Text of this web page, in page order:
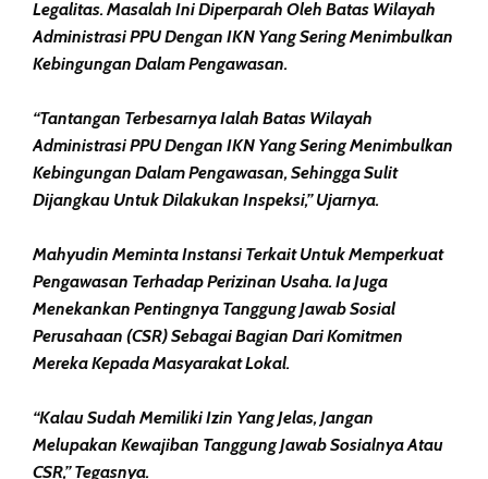
Legalitas. Masalah Ini Diperparah Oleh Batas Wilayah
Administrasi PPU Dengan IKN Yang Sering Menimbulkan
Kebingungan Dalam Pengawasan.
“Tantangan Terbesarnya Ialah Batas Wilayah
Administrasi PPU Dengan IKN Yang Sering Menimbulkan
Kebingungan Dalam Pengawasan, Sehingga Sulit
Dijangkau Untuk Dilakukan Inspeksi,” Ujarnya.
Mahyudin Meminta Instansi Terkait Untuk Memperkuat
Pengawasan Terhadap Perizinan Usaha. Ia Juga
Menekankan Pentingnya Tanggung Jawab Sosial
Perusahaan (CSR) Sebagai Bagian Dari Komitmen
Mereka Kepada Masyarakat Lokal.
“Kalau Sudah Memiliki Izin Yang Jelas, Jangan
Melupakan Kewajiban Tanggung Jawab Sosialnya Atau
CSR,” Tegasnya.